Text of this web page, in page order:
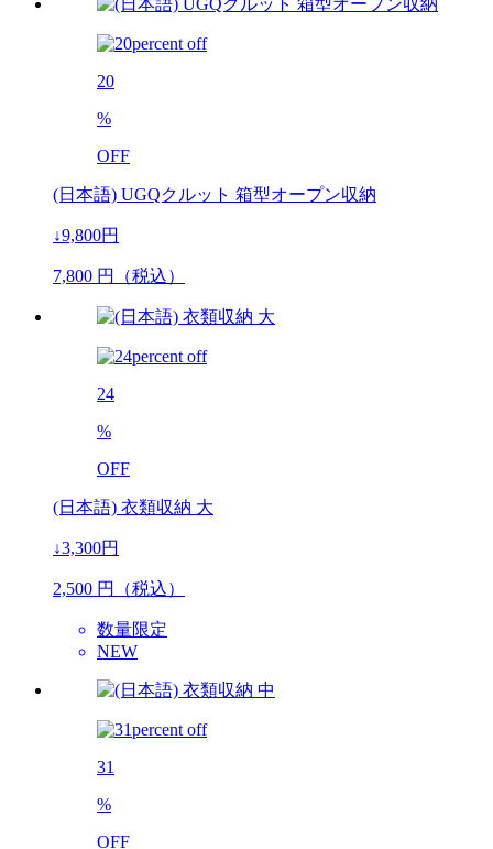
20
%
OFF
(日本語) UGQクルット 箱型オープン収納
↓9,800円
7,800 円（税込）
24
%
OFF
(日本語) 衣類収納 大
↓3,300円
2,500 円（税込）
数量限定
NEW
31
%
OFF